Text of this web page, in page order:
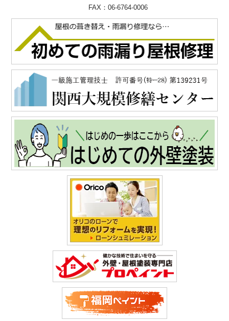
FAX：06-6764-0006